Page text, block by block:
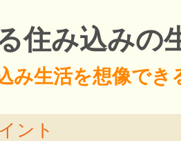
住み込みの
み生活を想像でき
ント